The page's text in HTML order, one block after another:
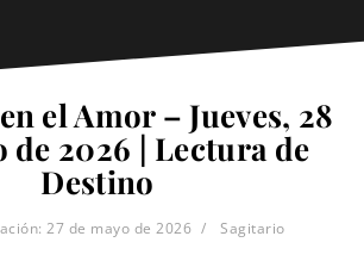
el Amor – Jueves, 28
de 2026 | Lectura de
Destino
27 de mayo de 2026 Sagitario